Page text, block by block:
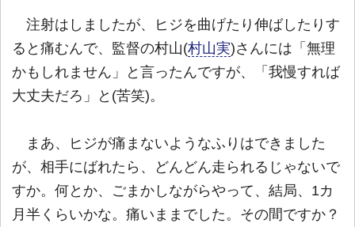
注射はしましたが、ヒジを曲げたり伸ばしたりす
ると痛むんで、監督の村山(村山実)さんには「無理
かもしれません」と言ったんですが、「我慢すれば
大丈夫だろ」と(苦笑)。
まあ、ヒジが痛まないようなふりはできました
が、相手にばれたら、どんどん走られるじゃないで
すか。何とか、ごまかしながらやって、結局、1カ
月半くらいかな。痛いままでした。その間ですか？